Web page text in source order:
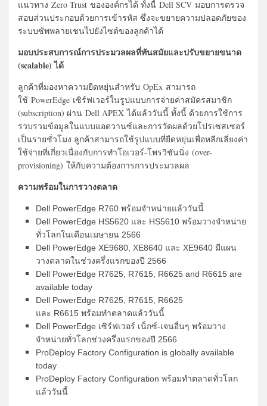
แนวทาง Zero Trust ขององค์กรได้ ทั้งนี้ Dell SCV มอบการตรวจ
สอบส่วนประกอบด้วยการเข้ารหัส ซึ่งจะขยายความปลอดภัยของ
ระบบซัพพลายเชนไปยังไซต์ของลูกค้าได้
มอบประสบการณ์การประมวลผลที่ทันสมัยและปรับขยายขนาด
(scalable) ได้
ลูกค้าที่มองหาความยืดหยุ่นสำหรับ OpEx สามารถ
ใช้ PowerEdge เซิร์ฟเวอร์ในรูปแบบการจ่ายค่าสมัครสมาชิก
(subscription) ผ่าน Dell APEX ได้แล้ววันนี้ ทั้งนี้ ด้วยการใช้การ
รวบรวมข้อมูลในแบบแอดวานซ์และการวัดผลด้วยโปรเซสเซอร์
เป็นรายชั่วโมง ลูกค้าสามารถใช้รูปแบบที่ยืดหยุ่นเพื่อหลีกเลี่ยงค่า
ใช้จ่ายที่เกี่ยวเนื่องกับการทำโอเวอร์-โพรวิชันนิ่ง (over-
provisioning) ให้กับความต้องการการประมวลผล
ความพร้อมในการวางตลาด
Dell PowerEdge R760 พร้อมจำหน่ายแล้ววันนี้
Dell PowerEdge HS5620 และ HS5610 พร้อมวางจำหน่าย
ทั่วโลกในเดือนเมษายน 2566
Dell PowerEdge XE9680, XE8640 และ XE9640 มีแผน
วางตลาดในช่วงครึ่งแรกของปี 2566
Dell PowerEdge R7625, R7615, R6625 and R6615 are
available today
Dell PowerEdge R7625, R7615, R6625
และ R6615 พร้อมทำตลาดแล้ววันนี้
Dell PowerEdge เซิร์ฟเวอร์ เน็กซ์-เจนอื่นๆ พร้อมวาง
จำหน่ายทั่วโลกช่วงครึ่งแรกของปี 2566
ProDeploy Factory Configuration is globally available
today
ProDeploy Factory Configuration พร้อมทำตลาดทั่วโลก
แล้ววันนี้